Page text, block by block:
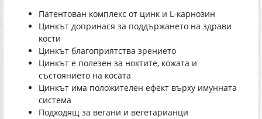
Патентован комплекс от цинк и L-карнозин
Цинкът допринася за поддържането на здрави
кости
Цинкът благоприятства зрението
Цинкът е полезен за ноктите, кожата и
състоянието на косата
Цинкът има положителен ефект върху имунната
система
Подходящ за вегани и вегетарианци